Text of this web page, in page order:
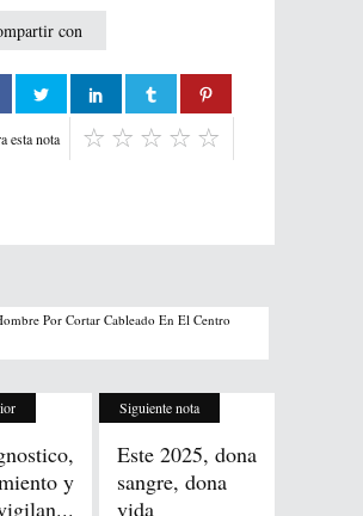
con
esta nota
Por Cortar Cableado En El Centro
y
Siguiente nota
Este 2025, dona
sangre, dona
vida